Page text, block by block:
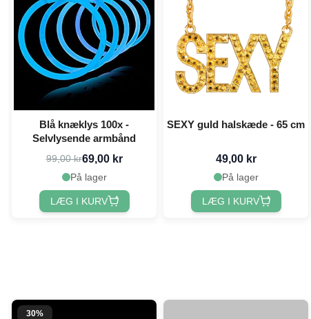
Blå knæklys 100x -
Selvlysende armbånd
99,00 kr69,00 kr
På lager
LÆG I KURV
SEXY guld halskæde - 65 cm
49,00 kr
På lager
LÆG I KURV
30%